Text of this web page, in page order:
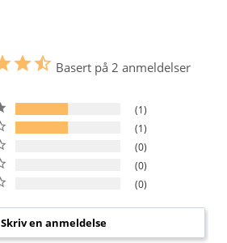
Basert på 2 anmeldelser
1
1
0
0
0
Skriv en anmeldelse